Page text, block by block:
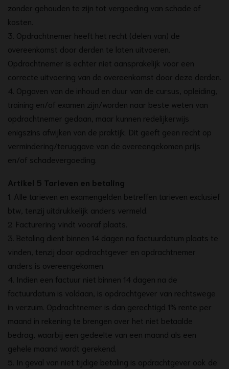
zonder gehouden te zijn tot vergoeding van schade of
kosten.
3. Opdrachtnemer heeft het recht (delen van) de
overeenkomst door derden te laten uitvoeren.
Opdrachtnemer is echter niet aansprakelijk voor een
correcte uitvoering van de overeenkomst door deze derden.
4. Opgaven van de inhoud en duur van de cursus, opleiding,
training en/of examen zijn/worden naar beste weten van
opdrachtnemer gedaan, maar kunnen redelijkerwijs
enigszins afwijken van de praktijk. Dit geeft geen recht op
vermindering/teruggave van de overeengekomen prijs
en/of schadevergoeding.
Artikel 5 Tarieven en betaling
1. Alle tarieven en examengelden betreffen tarieven exclusief
btw, tenzij uitdrukkelijk anders vermeld.
2. Facturering vindt vooraf plaats.
3. Betaling dient binnen 14 dagen na factuurdatum plaats te
vinden, tenzij door opdrachtgever en opdrachtnemer
anders is overeengekomen.
4. Indien een factuur niet binnen 14 dagen na de
factuurdatum is voldaan, is opdrachtgever van rechtswege
in verzuim. Opdrachtnemer is dan gerechtigd 1% rente per
maand in rekening te brengen over het niet betaalde
bedrag, waarbij een gedeelte van een maand als een
gehele maand wordt gerekend.
5. In geval van niet tijdige betaling is opdrachtgever ook de